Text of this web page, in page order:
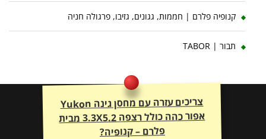
קנופיה פלרם | חממות, גגונים, גזיבו, פרגולה חניה
תבור | TABOR
צריכים עזרה עם מחסן גינה Yukon
אפור כהה כולל רצפה 3.3X5.2 מבית
פלרם – קנופיה?